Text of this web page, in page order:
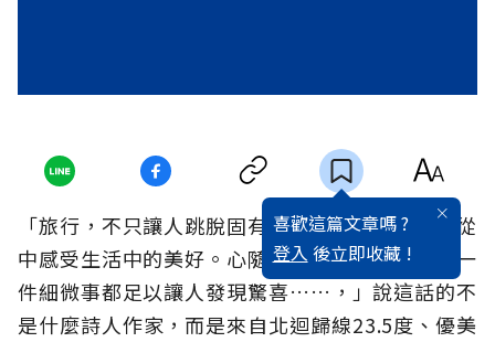
喜歡這篇文章嗎 ?
登入 後立即收藏 !
「旅行，不只讓人跳脫固有思維的框架，更讓人從
中感受生活中的美好。心隨意動，走走停停，每一
件細微事都足以讓人發現驚喜……，」說這話的不
是什麼詩人作家，而是來自北迴歸線23.5度、優美